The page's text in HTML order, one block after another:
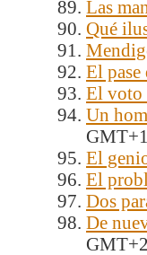
Las
Qué
El pase
El voto
Un
El
El
Dos
De